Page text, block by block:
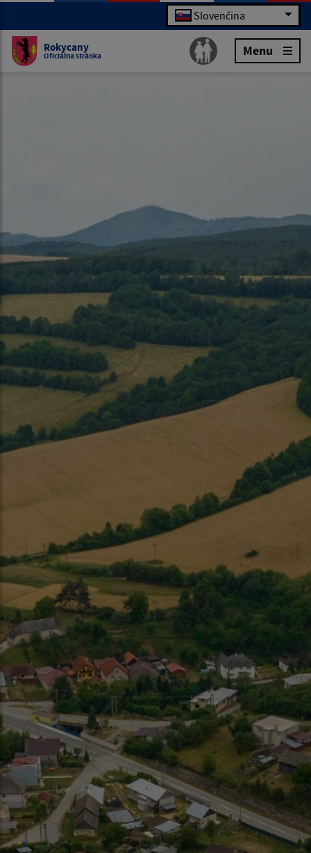
Slovenčina
Rokycany
Oficiálna stránka Menu